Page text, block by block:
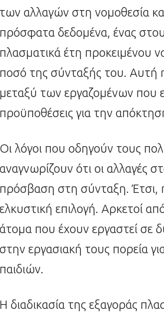
των αλλαγών στη νομοθεσία
πρόσφατα δεδομένα, ένας
πλασματικά έτη προκειμένου
ποσό της σύνταξής του. Αυτή η
μεταξύ των εργαζομένων που
προϋποθέσεις για την
Οι λόγοι που οδηγούν τους
αναγνωρίζουν ότι οι αλλαγές
πρόσβαση στη σύνταξη. Έτσι,
ελκυστική επιλογή. Αρκετοί
άτομα που έχουν εργαστεί σε
στην εργασιακή τους πορεία
παιδιών.
Η διαδικασία της εξαγοράς